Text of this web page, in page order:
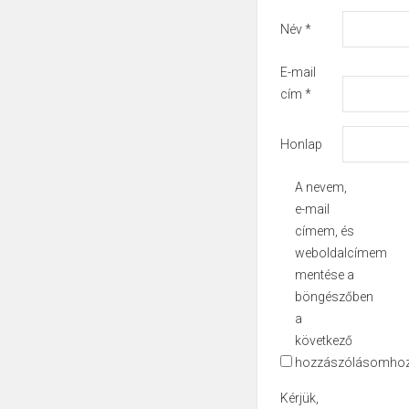
Név*
E-mail
cím *
Honlap
A nevem,
e-mail
címem, és
weboldalcímem
mentése a
böngészőben
a
következő
Kérjük,